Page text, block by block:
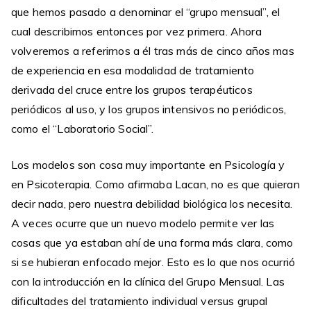
que hemos pasado a denominar el “grupo mensual”, el
cual describimos entonces por vez primera. Ahora
volveremos a referirnos a él tras más de cinco años mas
de experiencia en esa modalidad de tratamiento
derivada del cruce entre los grupos terapéuticos
periódicos al uso, y los grupos intensivos no periódicos,
como el “Laboratorio Social”.
Los modelos son cosa muy importante en Psicología y
en Psicoterapia. Como afirmaba Lacan, no es que quieran
decir nada, pero nuestra debilidad biológica los necesita.
A veces ocurre que un nuevo modelo permite ver las
cosas que ya estaban ahí de una forma más clara, como
si se hubieran enfocado mejor. Esto es lo que nos ocurrió
con la introducción en la clínica del Grupo Mensual. Las
dificultades del tratamiento individual versus grupal